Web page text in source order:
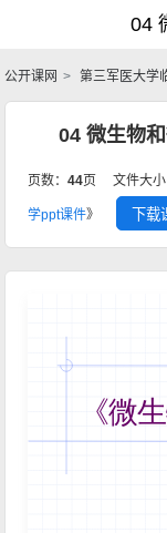
公开课网 第三军医大学
04 微生物
页数：44页 文件大
学ppt课件》 下